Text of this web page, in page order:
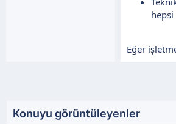
hepsi
Eğer
Konuyu görüntüleyenler